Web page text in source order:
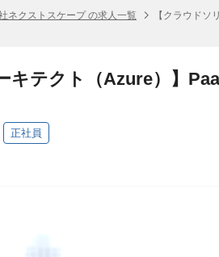
ネクストスケープ の求人一覧
【クラウド
キテクト（Azure）】
正社員